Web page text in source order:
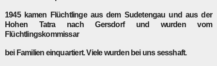
1945kamen Flüchtlinge aus dem Sudetengau und aus der
Hohen Tatra nach Gersdorf und wurden vom
Flüchtlingskommissar
bei Familien einquartiert. Viele wurden bei uns sesshaft.